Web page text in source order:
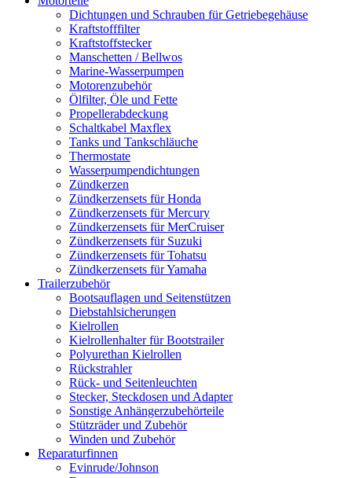
Dichtungen und Schrauben für Getriebegehäuse
Kraftstofffilter
Kraftstoffstecker
Manschetten / Bellwos
Marine-Wasserpumpen
Motorenzubehör
Ölfilter, Öle und Fette
Propellerabdeckung
Schaltkabel Maxflex
Tanks und Tankschläuche
Thermostate
Wasserpumpendichtungen
Zündkerzen
Zündkerzensets für Honda
Zündkerzensets für Mercury
Zündkerzensets für MerCruiser
Zündkerzensets für Suzuki
Zündkerzensets für Tohatsu
Zündkerzensets für Yamaha
Trailerzubehör
Bootsauflagen und Seitenstützen
Diebstahlsicherungen
Kielrollen
Kielrollenhalter für Bootstrailer
Polyurethan Kielrollen
Rückstrahler
Rück- und Seitenleuchten
Stecker, Steckdosen und Adapter
Sonstige Anhängerzubehörteile
Stützräder und Zubehör
Winden und Zubehör
Reparaturfinnen
Evinrude/Johnson